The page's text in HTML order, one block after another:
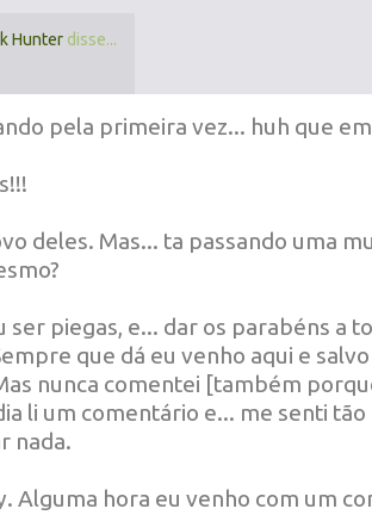
Hunter disse...
pela primeira vez... huh que
deles. Mas... ta passando uma
ser piegas, e... dar os parabéns a
que dá eu venho aqui e
nunca comentei [também
li um comentário e... me senti
nada.
Alguma hora eu venho com um